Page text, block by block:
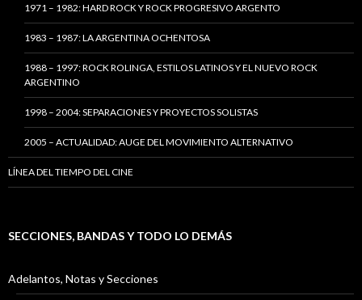
1971 – 1982: HARD ROCK Y ROCK PROGRESIVO ARGENTO
1983 – 1987: LA ARGENTINA OCHENTOSA
1988 – 1997: ROCK ROLINGA, ESTILOS LATINOS Y EL NUEVO ROCK
ARGENTINO
1998 – 2004: SEPARACIONES Y PROYECTOS SOLISTAS
2005 – ACTUALIDAD: AUGE DEL MOVIMIENTO ALTERNATIVO
LÍNEA DEL TIEMPO DEL CINE
SECCIONES, BANDAS Y TODO LO DEMÁS
Adelantos, Notas y Secciones